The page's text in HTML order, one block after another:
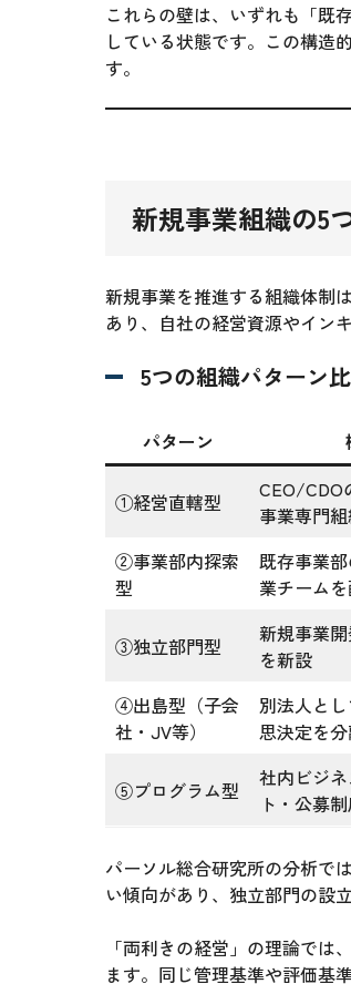
これらの壁は、いずれも「既
している状態です。この構造
す。
新規事業組織の5
新規事業を推進する組織体制
あり、自社の経営資源やイン
5つの組織パターン
パターン
①経営直轄型
CEO/CDO
事業専門
②事業部内探索
型
既存事業
業チーム
③独立部門型
新規事業
を新設
④出島型（子会
社・JV等）
別法人と
思決定を
⑤プログラム型
社内ビジ
ト・公募
パーソル総合研究所の分析で
い傾向があり、独立部門の設
「両利きの経営」の理論で
ます。同じ管理基準や評価基